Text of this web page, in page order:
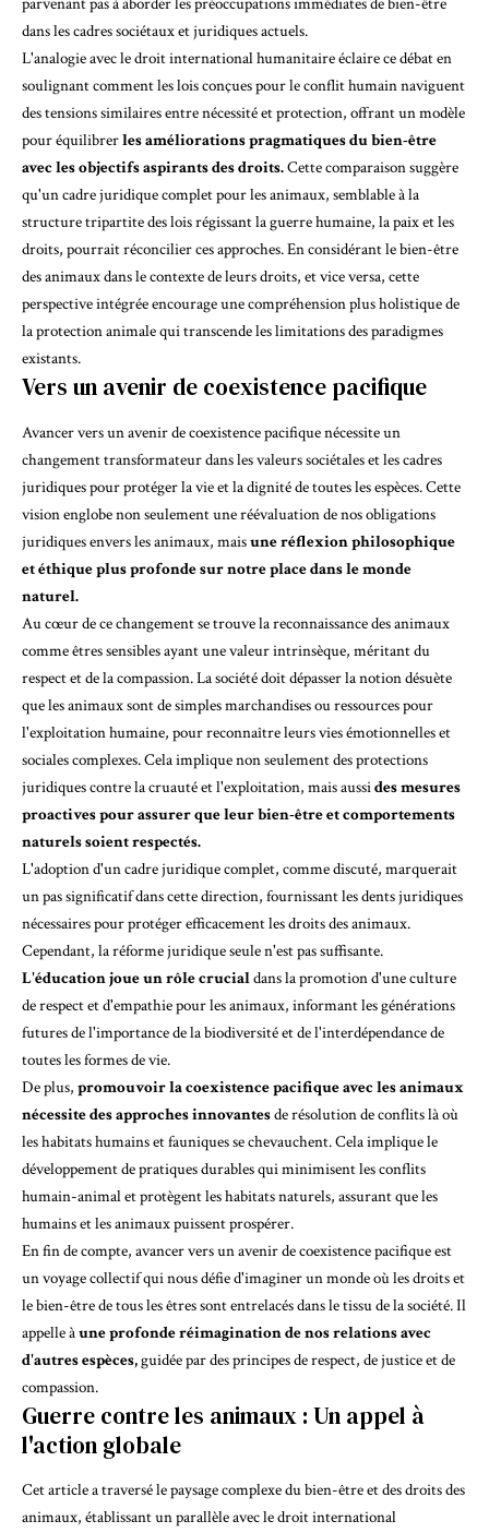
parvenant pas à aborder les préoccupations immédiates de bien-être
dans les cadres sociétaux et juridiques actuels.
L'analogie avec le droit international humanitaire éclaire ce débat en
soulignant comment les lois conçues pour le conflit humain naviguent
des tensions similaires entre nécessité et protection, offrant un modèle
pour équilibrerles améliorations pragmatiques du bien-être
avec les objectifs aspirants des droits.Cette comparaison suggère
qu'un cadre juridique complet pour les animaux, semblable à la
structure tripartite des lois régissant la guerre humaine, la paix et les
droits, pourrait réconcilier ces approches. En considérant le bien-être
des animaux dans le contexte de leurs droits, et vice versa, cette
perspective intégrée encourage une compréhension plus holistique de
la protection animale qui transcende les limitations des paradigmes
existants.
Vers un avenir de coexistence pacifique
Avancer vers un avenir de coexistence pacifique nécessite un
changement transformateur dans les valeurs sociétales et les cadres
juridiques pour protéger la vie et la dignité de toutes les espèces. Cette
vision englobe non seulement une réévaluation de nos obligations
juridiques envers les animaux, maisune réflexion philosophique
et éthique plus profonde sur notre place dans le monde
naturel.
Au cœur de ce changement se trouve la reconnaissance des animaux
comme êtres sensibles ayant une valeur intrinsèque, méritant du
respect et de la compassion. La société doit dépasser la notion désuète
que les animaux sont de simples marchandises ou ressources pour
l'exploitation humaine, pour reconnaître leurs vies émotionnelles et
sociales complexes. Cela implique non seulement des protections
juridiques contre la cruauté et l'exploitation, mais aussides mesures
proactives pour assurer que leur bien-être et comportements
naturels soient respectés.
L'adoption d'un cadre juridique complet, comme discuté, marquerait
un pas significatif dans cette direction, fournissant lesdents juridiques
nécessaires pour protéger efficacement les droits des animaux.
Cependant, la réforme juridique seule n'est pas suffisante.
L'éducation joue un rôle crucialdans la promotion d'une culture
de respect et d'empathie pour les animaux, informant les générations
futures de l'importance de la biodiversité et de l'interdépendance de
toutes les formes de vie.
De plus, promouvoir la coexistence pacifique avec les animaux
nécessite des approches innovantesde résolution de conflits là où
les habitats humains et fauniques se chevauchent. Cela implique le
développement de pratiques durables qui minimisent les conflits
humain-animal et protègent les habitats naturels, assurant que les
humains et les animaux puissent prospérer.
En fin de compte, avancer vers un avenir de coexistence pacifique est
un voyage collectif qui nous défie d'imaginer un monde où les droits et
le bien-être de tous les êtres sont entrelacés dans le tissu de la société. Il
appelle àune profonde réimagination de nos relations avec
d'autres espèces,guidée par des principes de respect, de justice et de
compassion.
Guerre contre les animaux : Un appel à
l'action globale
Cet article a traversé le paysage complexe du bien-être et des droits des
animaux, établissant un parallèle avec le droit international